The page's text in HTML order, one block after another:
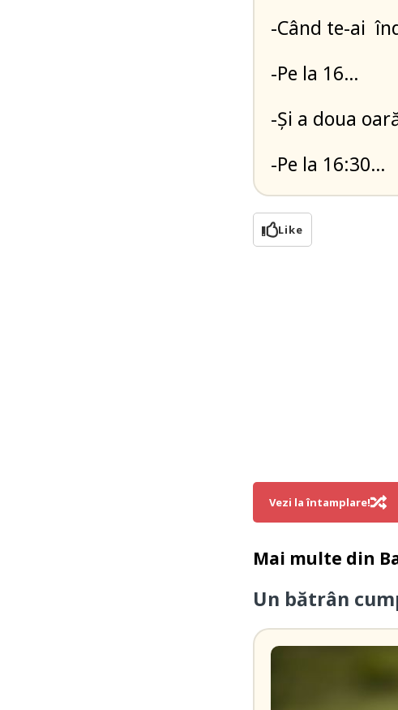
-Când te-ai
-Pe la 16…
-Și a doua
-Pe la 16:30…
Like
Vezi la întamplare!
Mai multe din
Un bătrân